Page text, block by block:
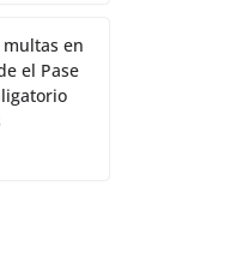
multas en
el Pase